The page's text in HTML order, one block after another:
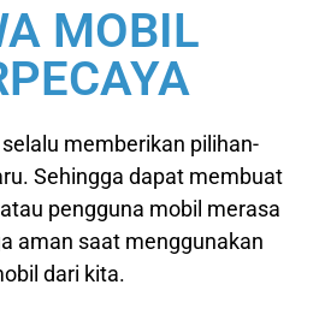
MOBIL
memberikan pilihan-
Sehingga dapat membuat
pengguna mobil merasa
aman saat menggunakan
dari kita.